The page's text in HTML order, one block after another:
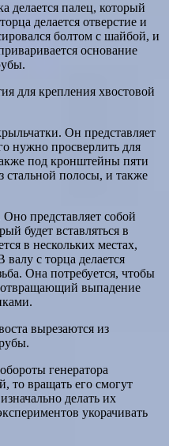
делается палец, который
делается отверстие и
болтом с шайбой, и
основание
для крепления хвостовой
Он представляет
нужно просверлить для
под кронштейны пяти
стальной полосы, и также
Оно представляет собой
будет вставляться в
в нескольких местах,
с торца делается
Она потребуется, чтобы
выпадение
вырезаются из
генератора
то вращать его смогут
делать их
укорачивать